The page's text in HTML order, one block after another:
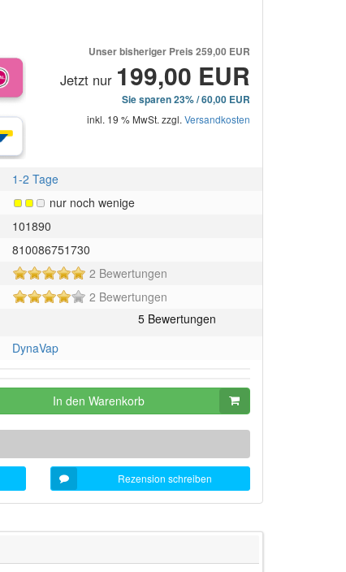
Unser bisheriger Preis 259,00 EUR
Jetzt nur 199,00 EUR
Sie sparen 23% / 60,00 EUR
inkl. 19 % MwSt. zzgl. Versandkosten
1-2 Tage
nur noch wenige
101890
810086751730
5
5
2 Bewertungen
42 Bewertungen
DynaVap
In den Warenkorb
Rezension schreiben